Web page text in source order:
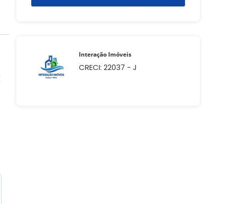
Interação Imóveis
CRECI: 22037 - J